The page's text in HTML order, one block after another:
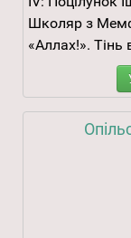
Школяр з
«Аллах!». Тінь